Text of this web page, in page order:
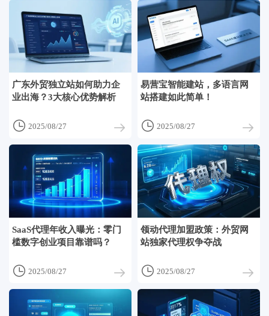
广东外贸独立站如何助力企
业出海？3大核心优势解析
 2025/08/27
易营宝智能建站，多语言网
站搭建如此简单！
 2025/08/27
SaaS代理年收入曝光：零门
槛数字创业项目靠谱吗？
 2025/08/27
领动代理加盟政策：外贸网
站独家代理权争夺战
 2025/08/27